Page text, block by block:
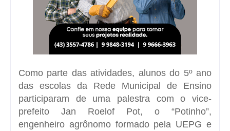
Como parte das atividades, alunos do 5º ano
das escolas da Rede Municipal de Ensino
participaram de uma palestra com o vice-
prefeito Jan Roelof Pot, o “Potinho”,
engenheiro agrônomo formado pela UEPG e